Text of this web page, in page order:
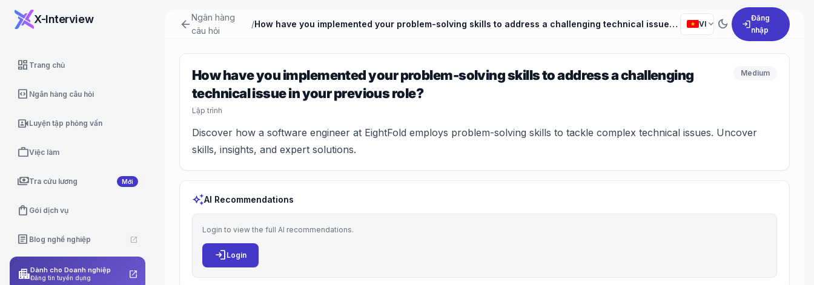
X-Interview
dashboard Trang chủ
code_blocks Ngân hàng câu hỏi
video_camera_frontLuyện tập phỏng vấn
workViệc làm
paymentsTra cứu lương Mới
shopping_bag Gói dịch vụ
article Blog nghề nghiệp open_in_new
apartmentDành cho Doanh nghiệp
Đăng tin tuyển dụng open_in_new
arrow_backNgân hàng
câu hỏi
/ How have you implemented your problem-solving skills to address a challenging technical issue in your previous role? VI expand_more dark_mode login
Đăng
nhập
How have you implemented your problem-solving skills to address a challenging
technical issue in your previous role?
Lập trình
Medium
Discover how a software engineer at EightFold employs problem-solving skills to tackle complex technical issues. Uncover
skills, insights, and expert solutions.
auto_awesomeAI Recommendations
Login to view the full AI recommendations.
login Login